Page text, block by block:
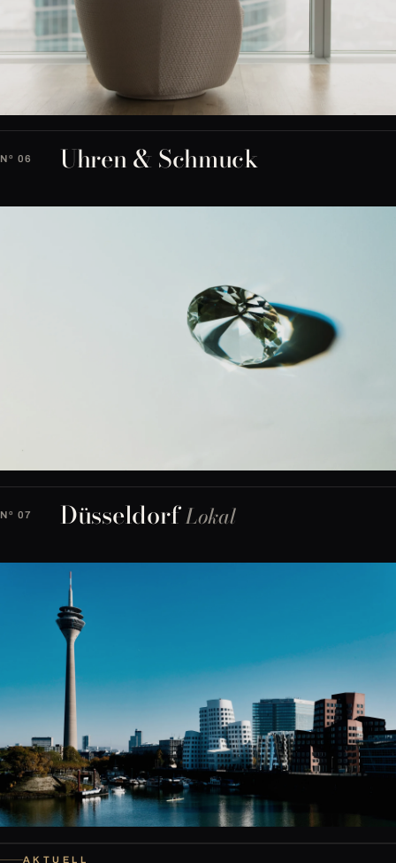
Nº 06 Uhren & Schmuck
Nº 07 DüsseldorfLokal
AKTUELL